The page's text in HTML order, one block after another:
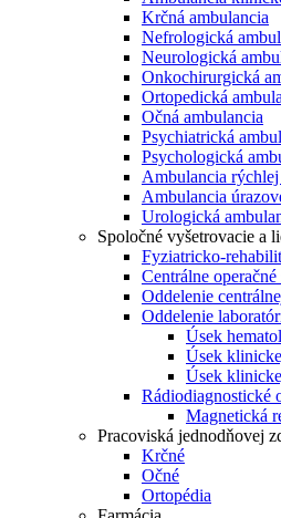
Krčná ambulancia
Nefrologická
Neurologická
Onkochirurgická
Ortopedická
Očná ambulancia
Psychiatrická
Psychologická
Ambulancia
Ambulancia
Urologická
Spoločné vyšetrovacie a
Fyziatricko-
Centrálne operačné
Oddelenie
Oddelenie
Úsek
Úsek
Úsek
Rádiodiagnostické
Magnetická
Pracoviská jednodňovej
Krčné
Očné
Ortopédia